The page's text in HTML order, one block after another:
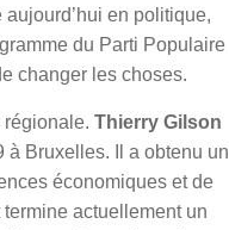
en politique,
du Parti Populaire
changer les choses.
régionale. Thierry Gilson
à Bruxelles. Il a obtenu un
économiques et de
actuellement un